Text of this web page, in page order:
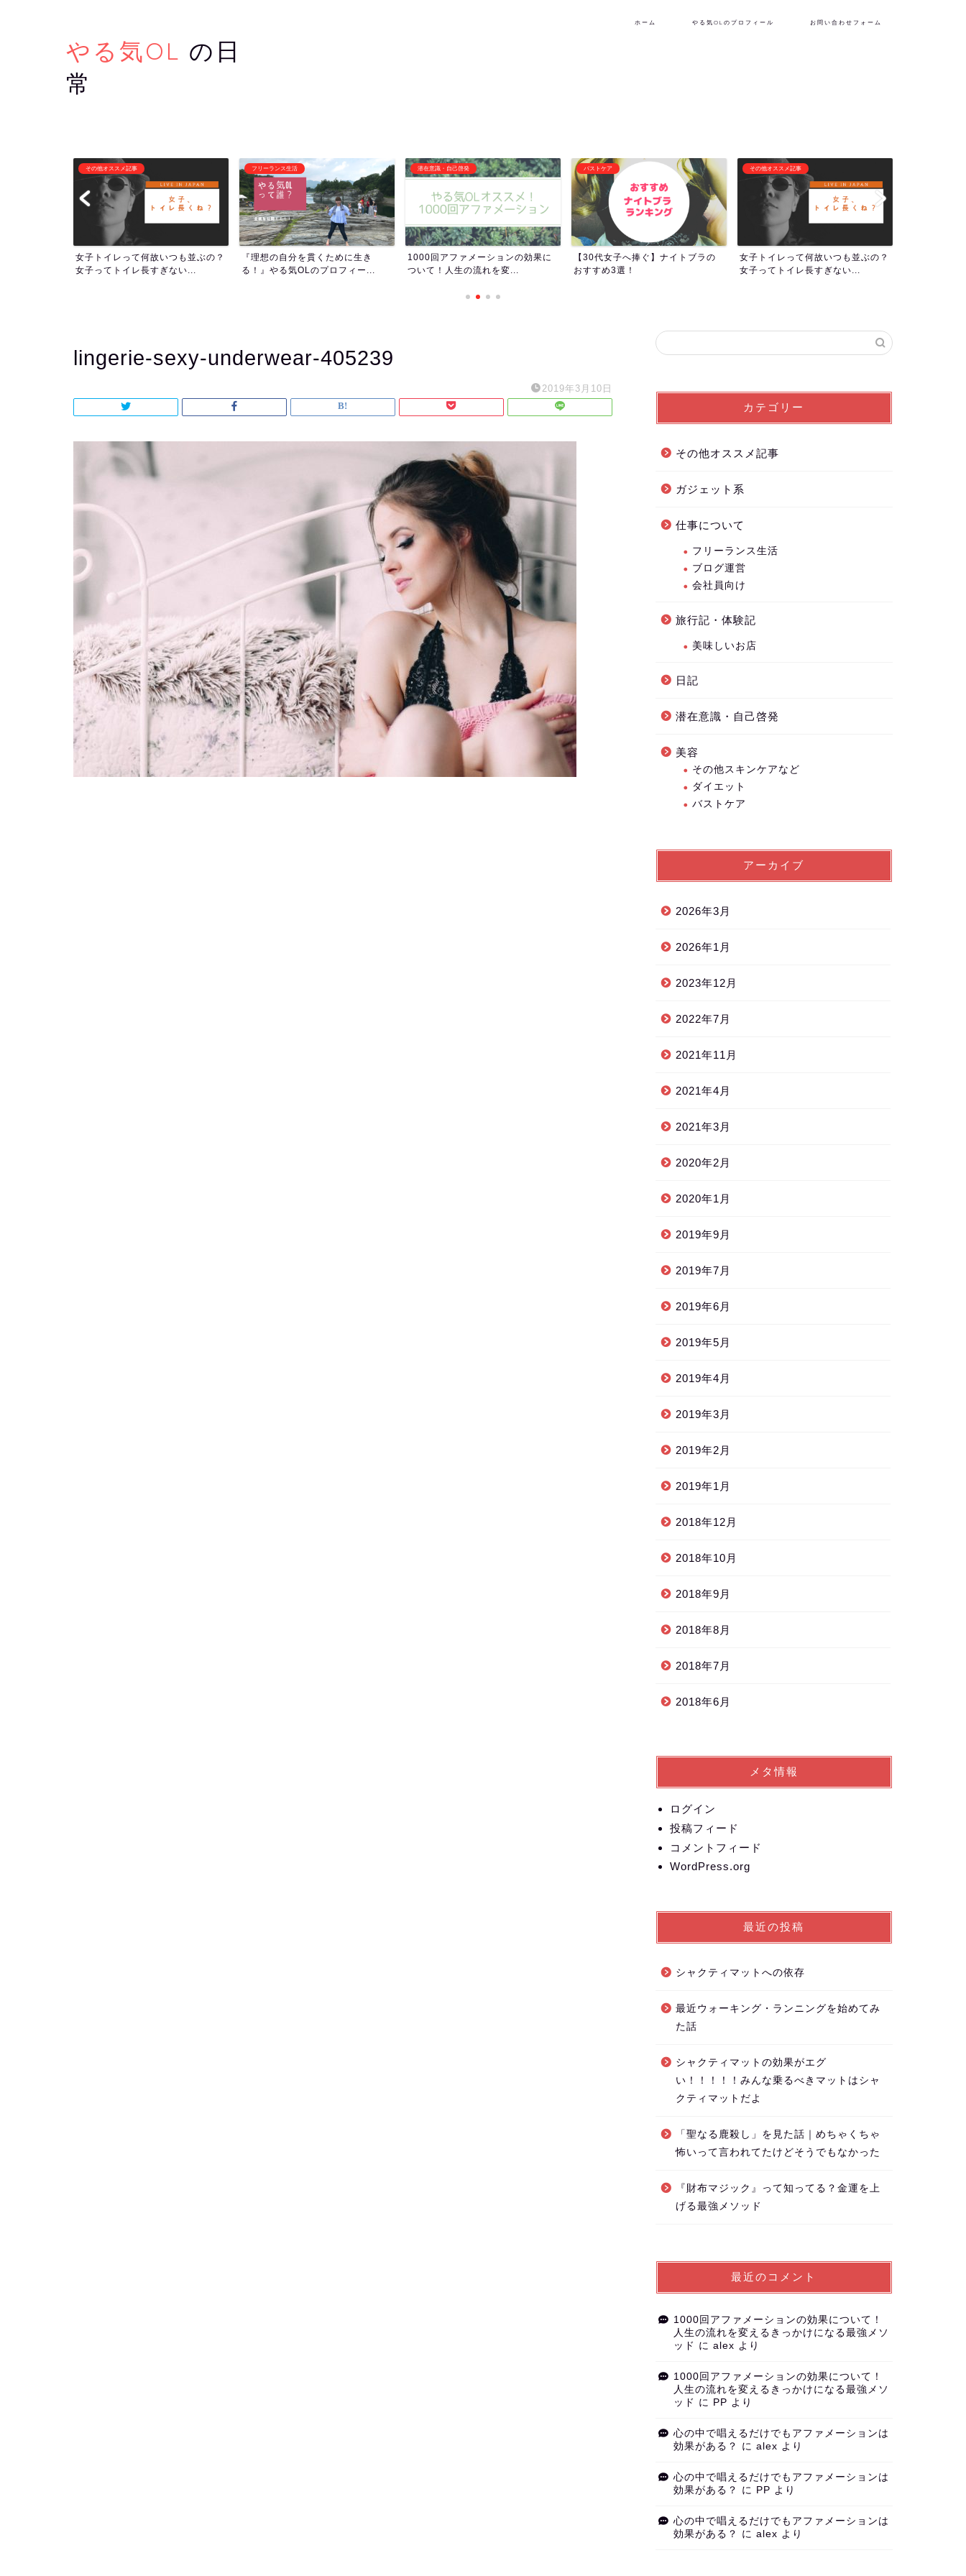
やる気OL の日
常
ホーム やる気OLのプロフィール お問い合わせフォーム
フリーランス生活
『理想の自分を貫くために生き
る！』やる気OLのプロフィー...
潜在意識・自己啓発
1000回アファメーションの効果に
ついて！人生の流れを変...
バストケア
【30代女子へ捧ぐ】ナイトブラの
おすすめ3選！
その他オススメ記事
女子トイレって何故いつも並ぶの？
女子ってトイレ長すぎない...
フリーランス生活
『理想の自分を貫くために生き
る！』やる気OLのプロフィー...
lingerie-sexy-underwear-405239
2019年3月10日
カテゴリー
その他オススメ記事
ガジェット系
仕事について
フリーランス生活
ブログ運営
会社員向け
旅行記・体験記
美味しいお店
日記
潜在意識・自己啓発
美容
その他スキンケアなど
ダイエット
バストケア
アーカイブ
2026年3月
2026年1月
2023年12月
2022年7月
2021年11月
2021年4月
2021年3月
2020年2月
2020年1月
2019年9月
2019年7月
2019年6月
2019年5月
2019年4月
2019年3月
2019年2月
2019年1月
2018年12月
2018年10月
2018年9月
2018年8月
2018年7月
2018年6月
メタ情報
ログイン
投稿フィード
コメントフィード
WordPress.org
最近の投稿
シャクティマットへの依存
最近ウォーキング・ランニングを始めてみ
た話
シャクティマットの効果がエグ
い！！！！！みんな乗るべきマットはシャ
クティマットだよ
「聖なる鹿殺し」を見た話｜めちゃくちゃ
怖いって言われてたけどそうでもなかった
『財布マジック』って知ってる？金運を上
げる最強メソッド
最近のコメント
1000回アファメーションの効果について！
人生の流れを変えるきっかけになる最強メソ
ッド に alex より
1000回アファメーションの効果について！
人生の流れを変えるきっかけになる最強メソ
ッド に PP より
心の中で唱えるだけでもアファメーションは
効果がある？
に alex より
心の中で唱えるだけでもアファメーションは
効果がある？
に PP より
心の中で唱えるだけでもアファメーションは
効果がある？
に alex より